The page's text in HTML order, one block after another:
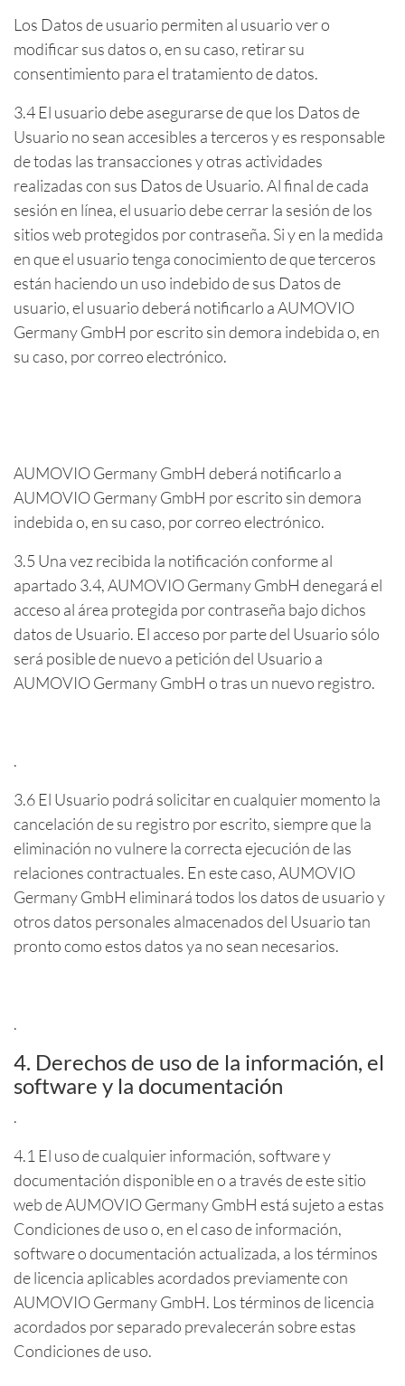
Los Datos de usuario permiten al usuario ver o
modificar sus datos o, en su caso, retirar su
consentimiento para el tratamiento de datos.
3.4 El usuario debe asegurarse de que los Datos de
Usuario no sean accesibles a terceros y es responsable
de todas las transacciones y otras actividades
realizadas con sus Datos de Usuario. Al final de cada
sesión en línea, el usuario debe cerrar la sesión de los
sitios web protegidos por contraseña. Si y en la medida
en que el usuario tenga conocimiento de que terceros
están haciendo un uso indebido de sus Datos de
usuario, el usuario deberá notificarlo a AUMOVIO
Germany GmbH por escrito sin demora indebida o, en
su caso, por correo electrónico.
AUMOVIO Germany GmbH deberá notificarlo a
AUMOVIO Germany GmbH por escrito sin demora
indebida o, en su caso, por correo electrónico.
3.5 Una vez recibida la notificación conforme al
apartado 3.4, AUMOVIO Germany GmbH denegará el
acceso al área protegida por contraseña bajo dichos
datos de Usuario. El acceso por parte del Usuario sólo
será posible de nuevo a petición del Usuario a
AUMOVIO Germany GmbH o tras un nuevo registro.
.
3.6 El Usuario podrá solicitar en cualquier momento la
cancelación de su registro por escrito, siempre que la
eliminación no vulnere la correcta ejecución de las
relaciones contractuales. En este caso, AUMOVIO
Germany GmbH eliminará todos los datos de usuario y
otros datos personales almacenados del Usuario tan
pronto como estos datos ya no sean necesarios.
.
4. Derechos de uso de la información, el
software y la documentación
.
4.1 El uso de cualquier información, software y
documentación disponible en o a través de este sitio
web de AUMOVIO Germany GmbH está sujeto a estas
Condiciones de uso o, en el caso de información,
software o documentación actualizada, a los términos
de licencia aplicables acordados previamente con
AUMOVIO Germany GmbH. Los términos de licencia
acordados por separado prevalecerán sobre estas
Condiciones de uso.